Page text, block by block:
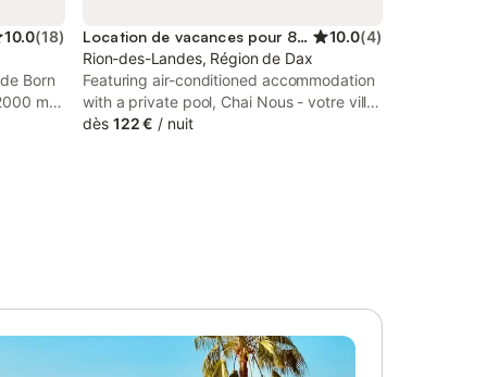
10.0(18)
Born
m2
et
sur 5 ,
haut
Location de vacances pour 8 personnes 10.0(4)
Rion-des-Landes, Région de Dax
Featuring air-conditioned accommodation
with a private pool, Chai Nous - votre villa
au cœur des Landes - classée 4 étoiles is
dès 122 € / nuit